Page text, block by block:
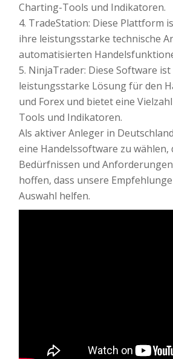
Charting-Tools und Indikatoren.
4. TradeStation: Diese Plattform
ihre leistungsstarke technische
automatisierten
5. NinjaTrader: Diese Software ist
leistungsstarke Lösung für den
und Forex und bietet eine
Tools und Indikatoren.
Als aktiver Anleger in
eine Handelssoftware zu wählen,
Bedürfnissen und
hoffen, dass unsere
Auswahl helfen.